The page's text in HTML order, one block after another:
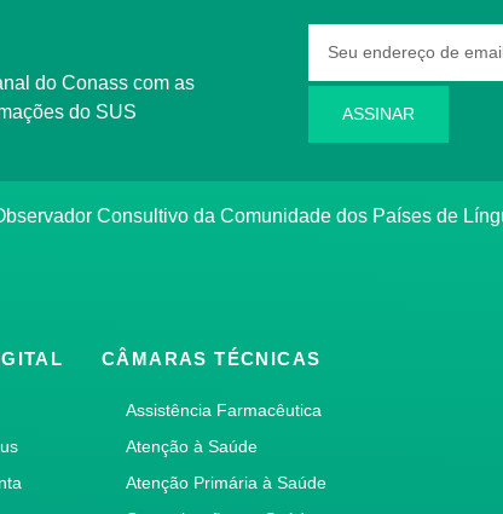
do SUS
ASSINAR
Observador Consultivo da Comunidade dos Países de
CÂMARAS TÉCNICAS
Assistência Farmacêutica
Atenção à Saúde
Atenção Primária à Saúde